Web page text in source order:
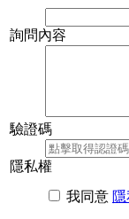
詢問內容
驗證碼
隱私權
我同意